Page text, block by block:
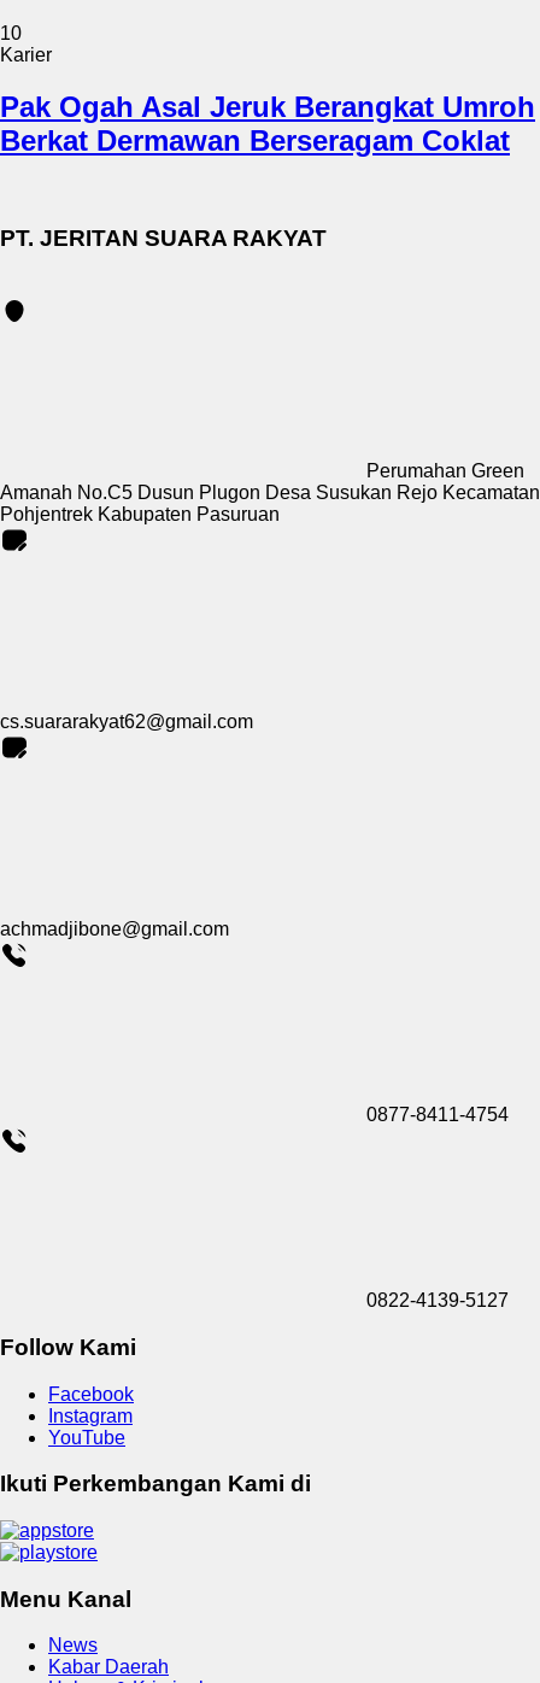
10
Karier
Pak Ogah Asal Jeruk Berangkat Umroh
Berkat Dermawan Berseragam Coklat
PT. JERITAN SUARA RAKYAT
Perumahan Green
Amanah No.C5 Dusun Plugon Desa Susukan Rejo Kecamatan
Pohjentrek Kabupaten Pasuruan
cs.suararakyat62@gmail.com
achmadjibone@gmail.com
0877-8411-4754
0822-4139-5127
Follow Kami
Facebook
Instagram
YouTube
Ikuti Perkembangan Kami di
Menu Kanal
News
Kabar Daerah